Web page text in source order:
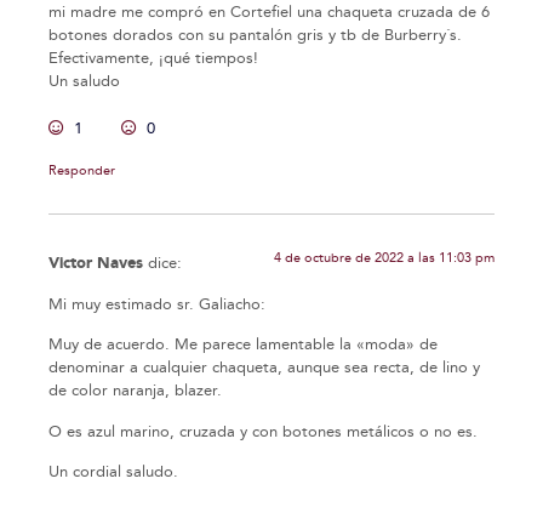
mi madre me compró en Cortefiel una chaqueta cruzada de 6
botones dorados con su pantalón gris y tb de Burberry´s.
Efectivamente, ¡qué tiempos!
Un saludo
1 0
Responder
Victor Naves dice: 4 de octubre de 2022 a las 11:03 pm
Mi muy estimado sr. Galiacho:
Muy de acuerdo. Me parece lamentable la «moda» de
denominar a cualquier chaqueta, aunque sea recta, de lino y
de color naranja, blazer.
O es azul marino, cruzada y con botones metálicos o no es.
Un cordial saludo.